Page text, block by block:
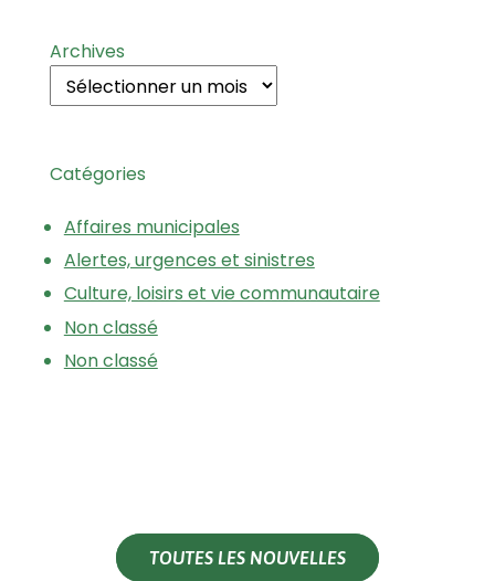
Archives
Catégories
Affaires municipales
Alertes, urgences et sinistres
Culture, loisirs et vie communautaire
Non classé
Non classé
TOUTES LES NOUVELLES